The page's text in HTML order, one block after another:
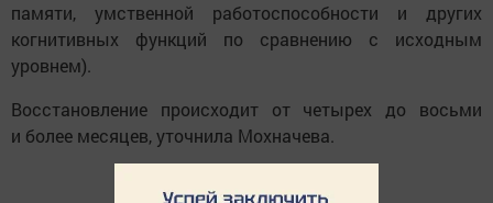
памяти, умственной работоспособности и других
когнитивных функций по сравнению с исходным
уровнем).
Восстановление происходит от четырех до восьми
и более месяцев, уточнила Мохначева.